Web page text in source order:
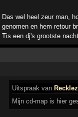
Das wel heel zeur man,
genomen en hem retour
Tis een dj's grootste
Uitspraak van
Mijn cd-map is hier